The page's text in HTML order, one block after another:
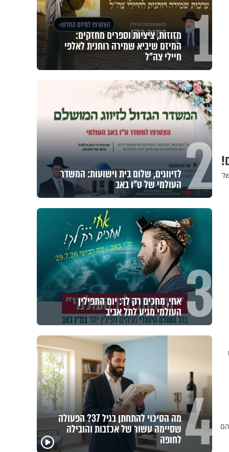
1 מזוזות, ציציות וספרים מחזקים:
המיזם שיביא שמירה רוחנית לאלפי
חיילי צה"ל
2 לזיווגים, שלום בית וישועות: המשדר
העולמי של ט"ו באב
3 אחי, מחכים רק לך: יום התפילין
העולמי מגיע לתל אביב
4 מה הסיכוי להתחתן בגיל 37? הפעולה
שסיימה עשור של אכזבות והובילה
לחופה
איך יתכן שעם ישראל
״ זו הייתה ההחלטה הכי
קשה שלקחתי בחיים":